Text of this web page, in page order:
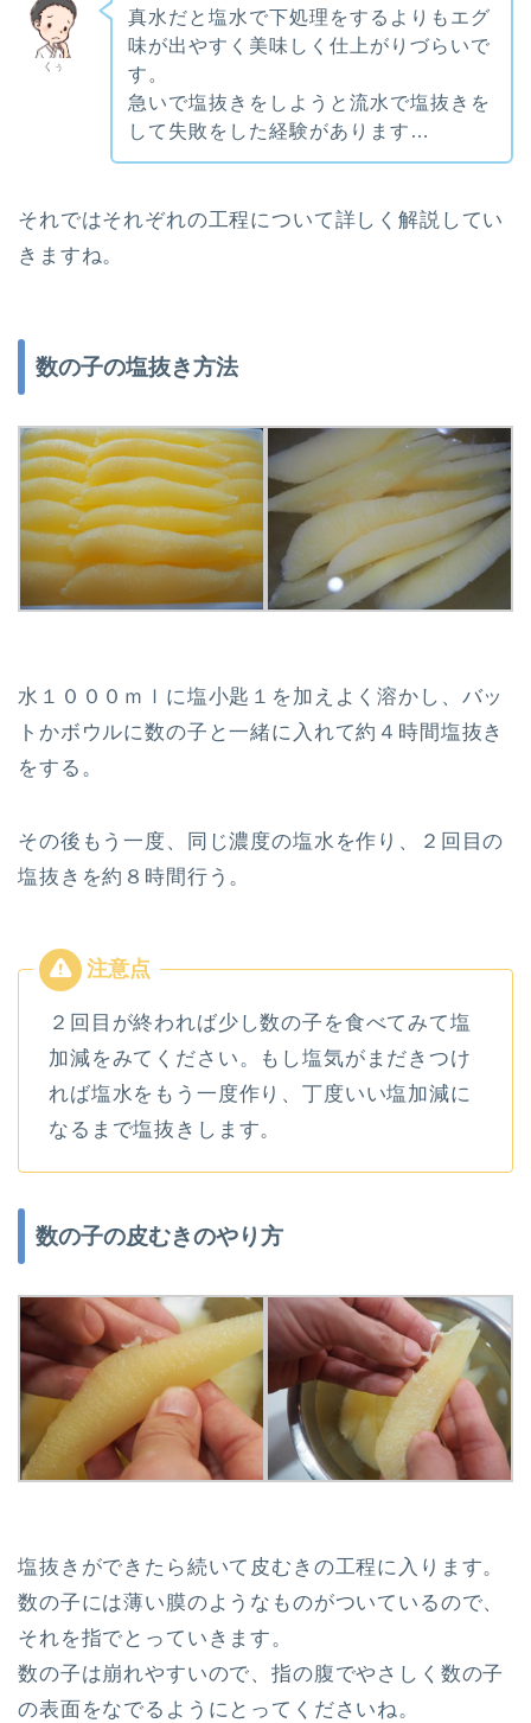
くぅ
真水だと塩水で下処理をするよりもエグ
味が出やすく美味しく仕上がりづらいで
す。
急いで塩抜きをしようと流水で塩抜きを
して失敗をした経験があります…
それではそれぞれの工程について詳しく解説してい
きますね。
数の子の塩抜き方法
水１０００ｍｌに塩小匙１を加えよく溶かし、バッ
トかボウルに数の子と一緒に入れて約４時間塩抜き
をする。
その後もう一度、同じ濃度の塩水を作り、２回目の
塩抜きを約８時間行う。
２回目が終われば少し数の子を食べてみて塩
加減をみてください。もし塩気がまだきつけ
れば塩水をもう一度作り、丁度いい塩加減に
なるまで塩抜きします。
数の子の皮むきのやり方
塩抜きができたら続いて皮むきの工程に入ります。
数の子には薄い膜のようなものがついているので、
それを指でとっていきます。
数の子は崩れやすいので、指の腹でやさしく数の子
の表面をなでるようにとってくださいね。